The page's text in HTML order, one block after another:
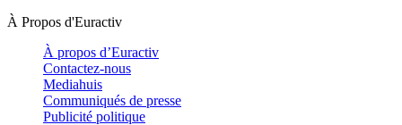
À Propos d'Euractiv
À propos d’Euractiv
Contactez-nous
Mediahuis
Communiqués de presse
Publicité politique